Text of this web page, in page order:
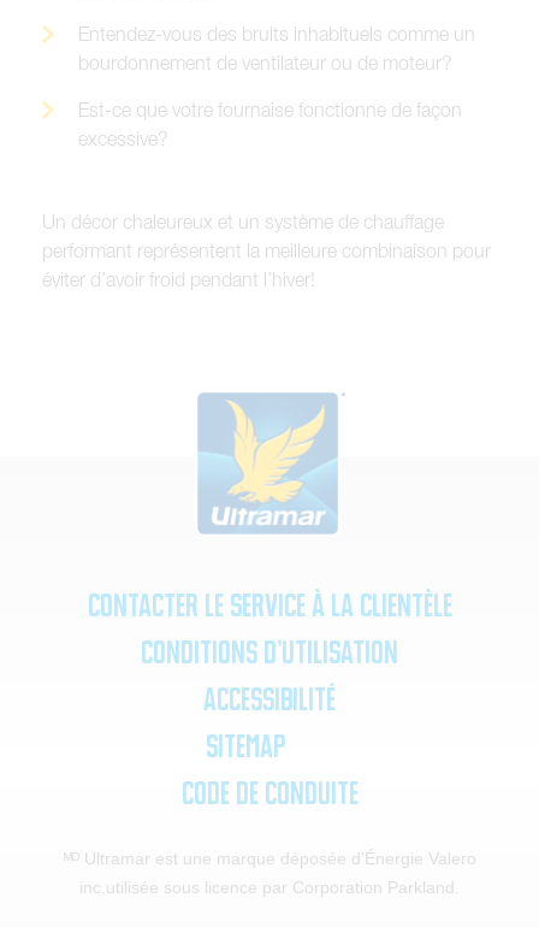
Entendez-vous des bruits inhabituels comme un
bourdonnement de ventilateur ou de moteur?
Est-ce que votre fournaise fonctionne de façon
excessive?
Un décor chaleureux et un système de chauffage
performant représentent la meilleure combinaison pour
éviter d’avoir froid pendant l’hiver!
Contacter le service à la clientèle
Conditions d’utilisation
Accessibilité
SiteMap
Code de Conduite
ᴹᴰ Ultramar est une marque déposée d’Énergie Valero
inc. utilisée sous licence par Corporation Parkland.